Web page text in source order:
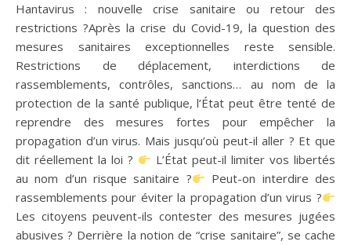
Hantavirus : nouvelle crise sanitaire ou retour des
restrictions ?Après la crise du Covid-19, la question des
mesures sanitaires exceptionnelles reste sensible.
Restrictions de déplacement, interdictions de
rassemblements, contrôles, sanctions… au nom de la
protection de la santé publique, l’État peut être tenté de
reprendre des mesures fortes pour empêcher la
propagation d’un virus. Mais jusqu’où peut-il aller ? Et que
dit réellement la loi ?
L’État peut-il limiter vos libertés
au nom d’un risque sanitaire ?
Peut-on interdire des
rassemblements pour éviter la propagation d’un virus ?
Les citoyens peuvent-ils contester des mesures jugées
abusives ? Derrière la notion de “crise sanitaire”, se cache